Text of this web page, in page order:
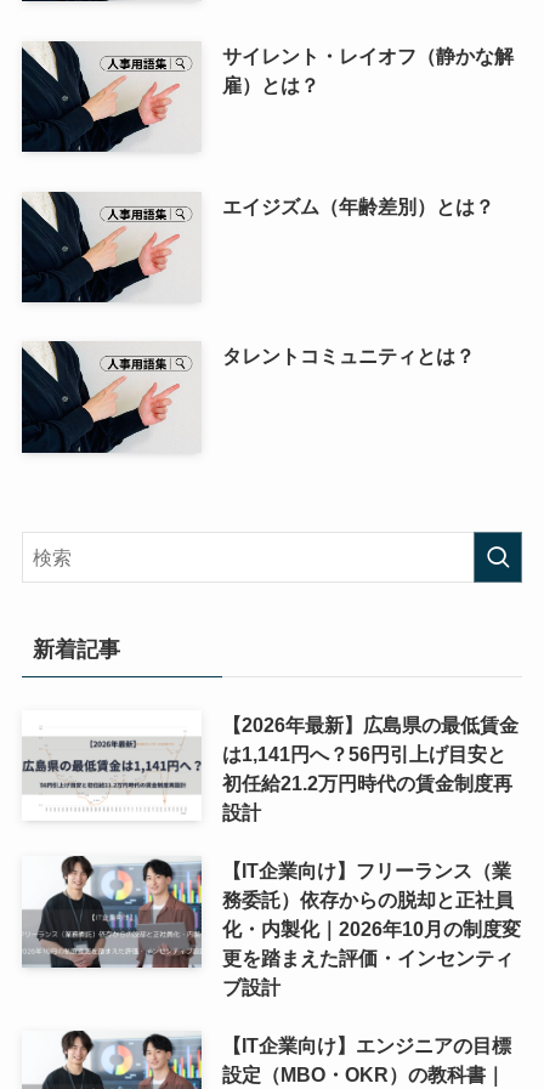
サイレント・レイオフ（静かな解
雇）とは？
エイジズム（年齢差別）とは？
タレントコミュニティとは？
新着記事
【2026年最新】広島県の最低賃金
は1,141円へ？56円引上げ目安と
初任給21.2万円時代の賃金制度再
設計
【IT企業向け】フリーランス（業
務委託）依存からの脱却と正社員
化・内製化｜2026年10月の制度変
更を踏まえた評価・インセンティ
ブ設計
【IT企業向け】エンジニアの目標
設定（MBO・OKR）の教科書｜